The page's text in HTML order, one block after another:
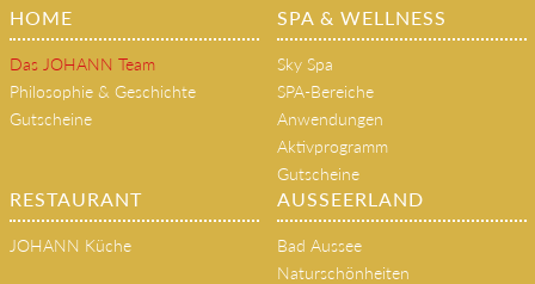
HOME
Das JOHANN Team
Philosophie & Geschichte
Gutscheine
SPA & WELLNESS
Sky Spa
SPA-Bereiche
Anwendungen
Aktivprogramm
Gutscheine
RESTAURANT
JOHANN Küche
AUSSEERLAND
Bad Aussee
Naturschönheiten